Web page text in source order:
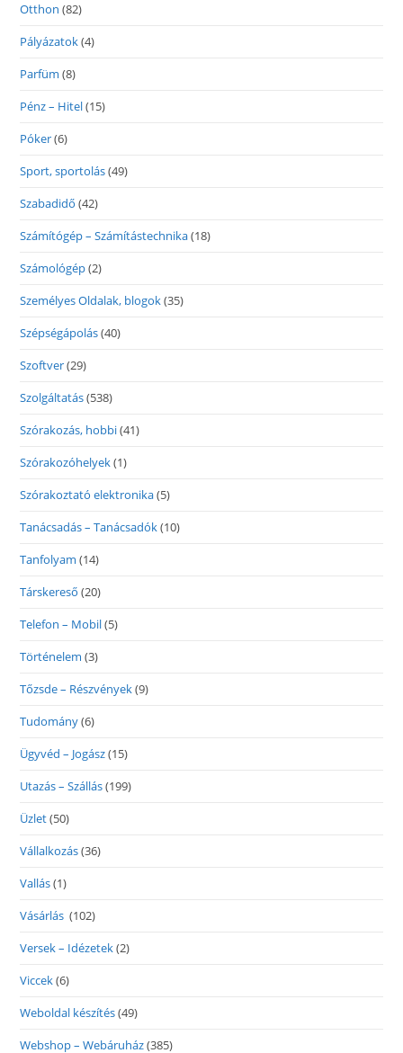
Otthon (82)
Pályázatok(4)
Parfüm (8)
Pénz – Hitel(15)
Póker(6)
Sport, sportolás(49)
Szabadidő (42)
Számítógép – Számítástechnika(18)
Számológép(2)
Személyes Oldalak, blogok(35)
Szépségápolás(40)
Szoftver(29)
Szolgáltatás(538)
Szórakozás, hobbi(41)
Szórakozóhelyek(1)
Szórakoztató elektronika(5)
Tanácsadás – Tanácsadók(10)
Tanfolyam (14)
Társkereső (20)
Telefon – Mobil(5)
Történelem (3)
Tőzsde – Részvények(9)
Tudomány(6)
Ügyvéd – Jogász(15)
Utazás – Szállás(199)
Üzlet(50)
Vállalkozás(36)
Vallás(1)
Vásárlás (102)
Versek – Idézetek(2)
Viccek(6)
Weboldal készítés(49)
Webshop – Webáruház(385)